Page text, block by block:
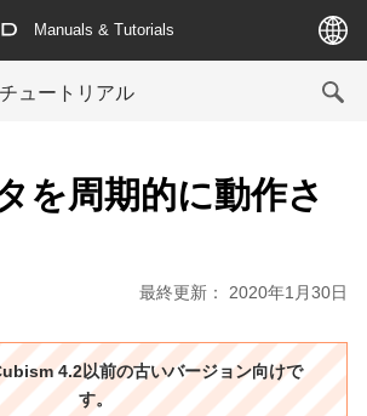
Manuals & Tutorials
ュートリアル
を周期的に動作さ
最終更新： 2020年1月30日
4.2以前の古いバージョン向けで
す。